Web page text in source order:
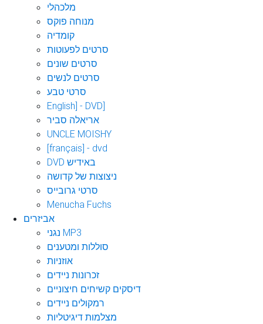
מלכהלי
מנוחה פוקס
קומדיה
סרטים לפעוטות
סרטים שונים
סרטים לנשים
סרטי טבע
English] - DVD]
אריאלה סביר
UNCLE MOISHY
[français] - dvd
DVD באידיש
ניצוצות של קדושה
סרטי גרובייס
Menucha Fuchs
אביזרים
נגני MP3
סוללות ומטענים
אוזניות
זכרונות ניידים
דיסקים קשיחים חיצוניים
רמקולים ניידים
מצלמות דיגיטליות